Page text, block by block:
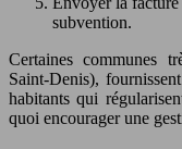
subvention.
Certaines communes
Saint-Denis),
habitants qui
quoi encourager une